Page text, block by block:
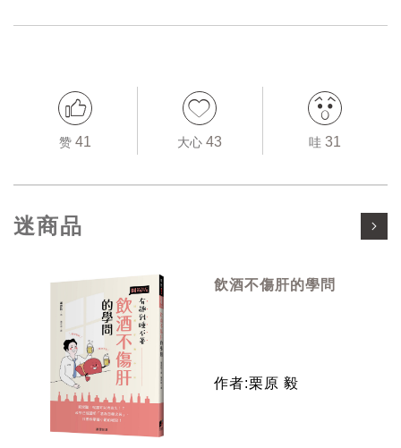
赞41 大心43 哇31
迷商品
飲酒不傷肝的學問
作者:栗原 毅